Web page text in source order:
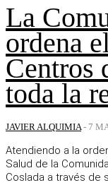
La
ordena
Centros
toda la
JAVIER ALQUIMIA - 7
Atendiendo a la
Salud de la
Coslada a través de